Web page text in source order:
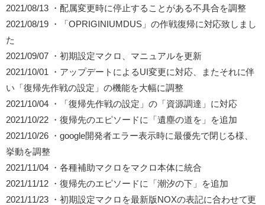
2021/08/13 ・配属変更時に停止することがある不具合を調整
2021/08/19 ・「OPRIGINIUMDUS」の作戦復帰に対応致しまし
た
2021/09/07 ・初期設定マクロ、マニュアルを更新
2021/10/01 ・アップデートによるUI変更に対応、またそれに伴
い「復帰先作戦の設定」の機能を大幅に調整
2021/10/04 ・「復帰先作戦の設定」の「資源調達」に対応
2021/10/22 ・復帰先のエピソードに「遺塵の道を」を追加
2021/10/26 ・google開発者エラー表示時に最優先で閉じる様、
挙動を調整
2021/11/04 ・各種補助マクロをマクロ本体に統合
2021/11/12 ・復帰先のエピソードに「潮汐の下」を追加
2021/11/23 ・初期設定マクロを最新版NOXの表記に合わせて更